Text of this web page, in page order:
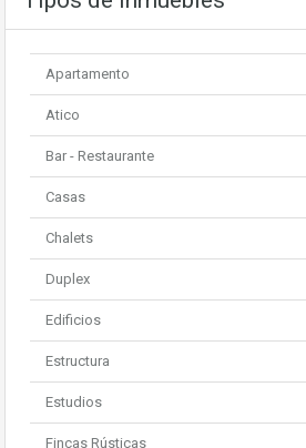
Apartamento
Atico
Bar - Restaurante
Casas
Chalets
Duplex
Edificios
Estructura
Estudios
Fincas Rústicas